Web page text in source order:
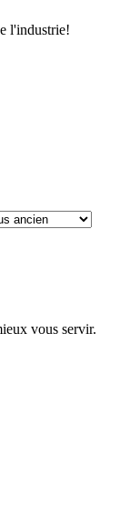
l'industrie!
vous servir.